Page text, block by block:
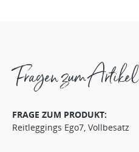
Fragen zum Artikel
FRAGE ZUM PRODUKT:
Reitleggings Ego7, Vollbesatz